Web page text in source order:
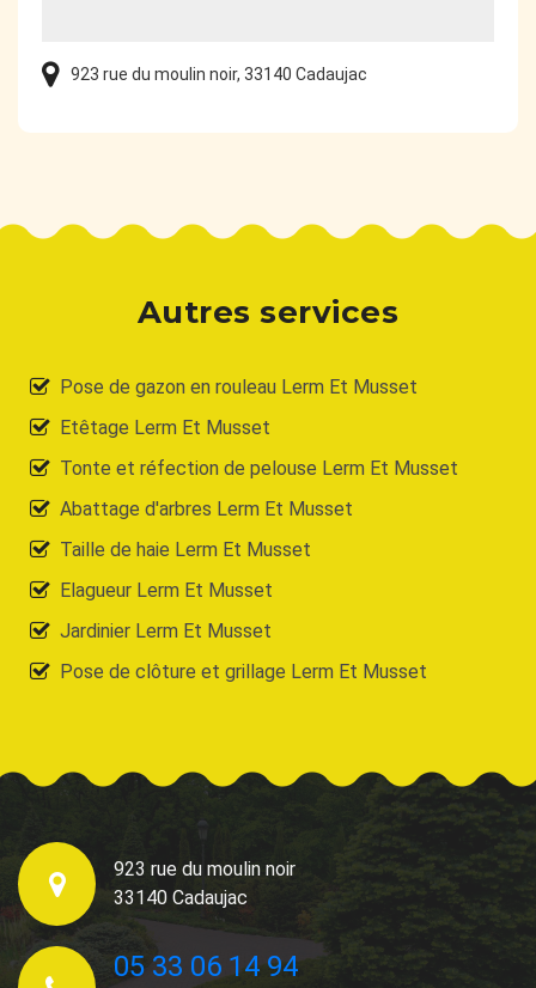
923 rue du moulin noir, 33140 Cadaujac
Autres services
Pose de gazon en rouleau Lerm Et Musset
Etêtage Lerm Et Musset
Tonte et réfection de pelouse Lerm Et Musset
Abattage d'arbres Lerm Et Musset
Taille de haie Lerm Et Musset
Elagueur Lerm Et Musset
Jardinier Lerm Et Musset
Pose de clôture et grillage Lerm Et Musset
923 rue du moulin noir
33140 Cadaujac
05 33 06 14 94